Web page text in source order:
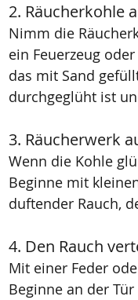
2. Räucherkohle
Nimm die
ein Feuerzeug
das mit Sand
durchgeglüht ist
3. Räucherwerk
Wenn die Kohle
Beginne mit
duftender Rauch,
4. Den Rauch
Mit einer Feder
Beginne an der